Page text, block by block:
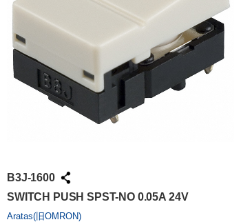
B3J-1600
SWITCH PUSH SPST-NO 0.05A 24V
Aratas(旧OMRON)